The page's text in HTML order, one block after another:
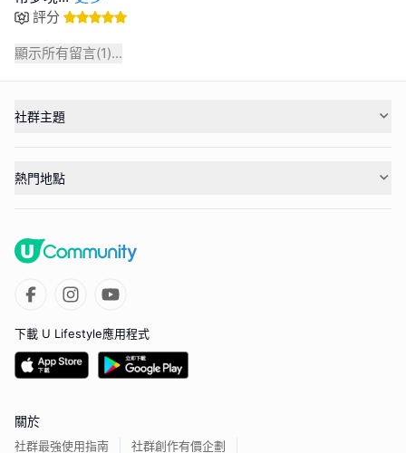
評分
顯示所有留言(1)...
社群主題
熱門地點
下載 U Lifestyle應用程式
關於
社群最強使用指南 社群創作有價企劃